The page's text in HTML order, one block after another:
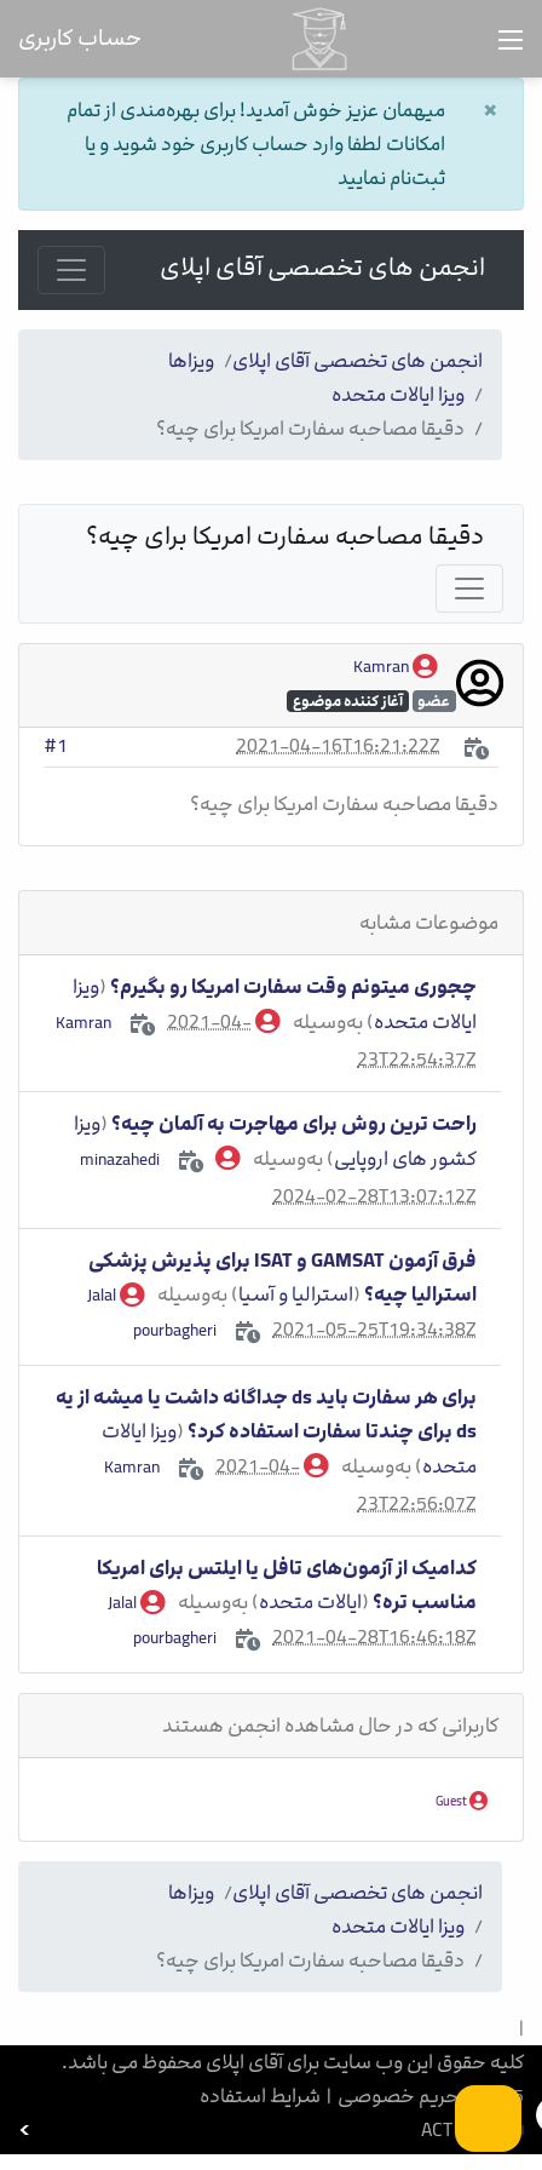
حساب کاربری
میهمان عزیز خوش آمدید! برای بهره‌مندی از تمام
امکانات لطفا وارد حساب کاربری خود شوید و یا
ثبت‌نام نمایید
×
انجمن های تخصصی آقای اپلای
انجمن های تخصصی آقای اپلای
ویزاها
ویزا ایالات متحده
دقیقا مصاحبه سفارت امریکا برای چیه؟
دقیقا مصاحبه سفارت امریکا برای چیه؟
Kamran
عضو آغاز کننده موضوع
2021-04-16T16:21:22Z
#1
دقیقا مصاحبه سفارت امریکا برای چیه؟
موضوعات مشابه
چجوری میتونم وقت سفارت امریکا رو بگیرم؟ (ویزا
ایالات متحده) به‌وسیله
2021-04-
23T22:54:37Z
راحت ترین روش برای مهاجرت به آلمان چیه؟ (ویزا
کشور های اروپایی) به‌وسیله
2024-02-28T13:07:12Z
فرق آزمون GAMSAT و ISAT برای پذیرش پزشکی
استرالیا چیه؟ (استرالیا و آسیا) به‌وسیله
Jalal
pourbagheri
2021-05-25T19:34:38Z
برای هر سفارت باید ds جداگانه داشت یا میشه از یه
ds برای چندتا سفارت استفاده کرد؟
(ویزا ایالات
متحده) به‌وسیله
2021-04-
23T22:56:07Z
کدامیک از آزمون‌های تافل یا ایلتس برای امریکا
مناسب تره؟ (ایالات متحده) به‌وسیله
Jalal
pourbagheri
2021-04-28T16:46:18Z
کاربرانی که در حال مشاهده انجمن هستند
انجمن های تخصصی آقای اپلای
ویزاها
ویزا ایالات متحده
دقیقا مصاحبه سفارت امریکا برای چیه؟
|
کلیه حقوق این وب سایت برای آقای اپلای محفوظ می باشد.
1405
| حریم خصوصی | شرایط استفاده
آزمون ACT
بورسیه تحصیلی